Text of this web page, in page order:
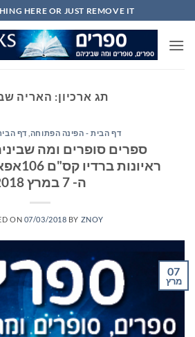
to
content
HERE OR JUST REMOVE IT...
תג ארכיון: האריה
דף הבית - הפינה הפתוחה דף
ספרים סופרים ומה
ה- 7 במרץ 2018
ON 07/03/2018 BY ZNOY
07
מרץ